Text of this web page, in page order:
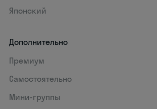
Японский
Дополнительно
Премиум
Самостоятельно
Мини-группы